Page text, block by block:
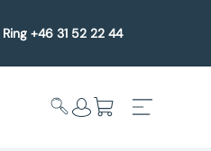
Ring +46 31 52 22 44